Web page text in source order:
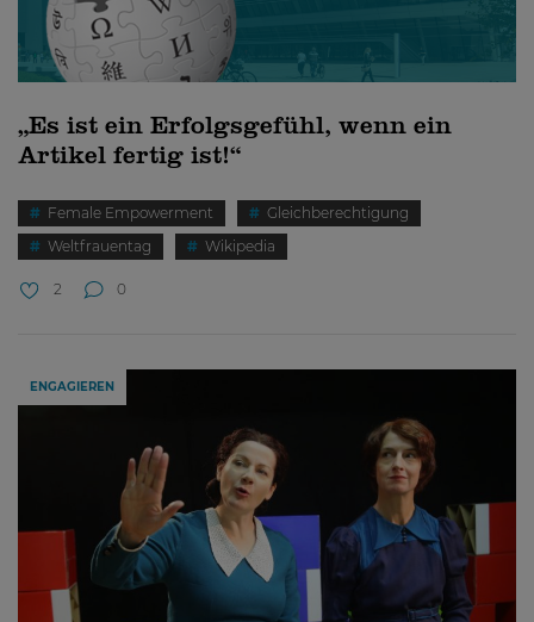
„Es ist ein Erfolgsgefühl, wenn ein
Artikel fertig ist!“
Female Empowerment
Gleichberechtigung
Weltfrauentag
Wikipedia
2 0
ENGAGIEREN